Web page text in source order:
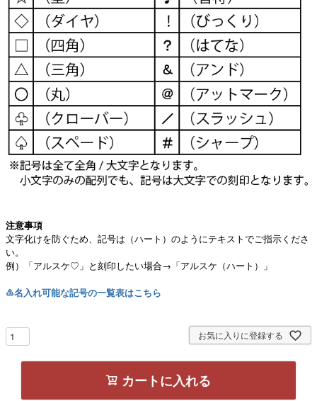
注意事項
文字化けを防ぐため、記号は（ハート）のようにテキストでご指示くださ
い。
例）「アルスケ♡」と刻印したい場合→「アルスケ（ハート）」
♳名入れ可能な記号の一覧表はこちら
お気に入りに登録する
カートに入れる